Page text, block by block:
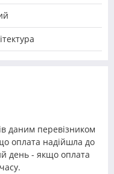
даним перевізником
оплата надійшла до
день - якщо оплата